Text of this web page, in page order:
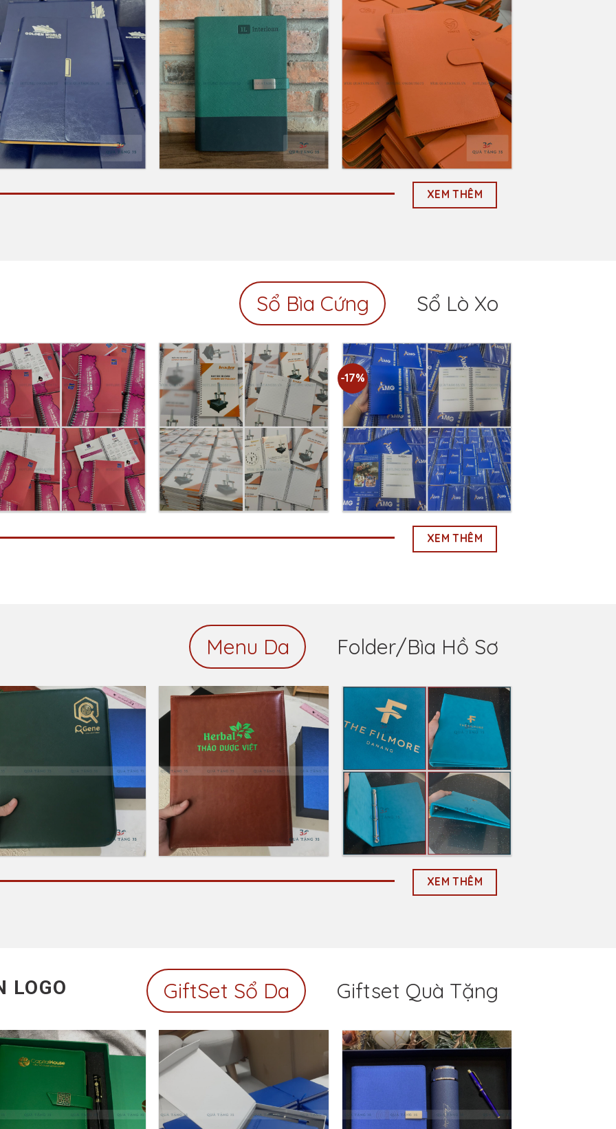
Add to
Wishlist
Sổ Da Bìa Còng Ép
Nhũ Kim Bạc Logo
Vận Tải Biển Gold
HỆ: 0903 67 86 75
Add to
Wishlist
Sổ Da Pu Dập Chìm
Logo InTerLoan
LIÊN HỆ: 0903 67 86 75
Add to
Wishlist
Sổ Da Bìa Còng Dập
Lún Logo Tuấn Lê
LIÊN HỆ: 0903 67 86 75
XEM THÊM
Sổ Bìa Cứng Sổ Lò Xo
Add to
Wishlist
Sổ Bìa Giấy Cứng A5
HỆ: 0903 67 86 75
Add to
Wishlist
Sổ Lò Xo Bìa Nhựa A5
– Xưởng In Sổ Tay Giá
Rẻ HCM
LIÊN HỆ: 0903 67 86 75
-17%
Add to
Wishlist
Sổ Lò Xo Bìa Giấy Size
A5 In Logo
₫30,000 ₫25,000
XEM THÊM
Menu Da Folder/Bìa Hồ Sơ
Add to
Wishlist
Da Kẹp Hợp Đồng
– Bìa Folder Da Gene
HỆ: 0903 67 86 75
Add to
Wishlist
Bìa Da Đựng Tài Liệu
LIÊN HỆ: 0903 67 86 75
Bìa Da Đựng Tài Liệu –
Bìa Folder Da
FILMORE
LIÊN HỆ: 0903 67 86 75
XEM THÊM
LOGO GiftSet Sổ Da Giftset Quà Tặng
Add to
Wishlist
Wishlist
Add to
Wishlist